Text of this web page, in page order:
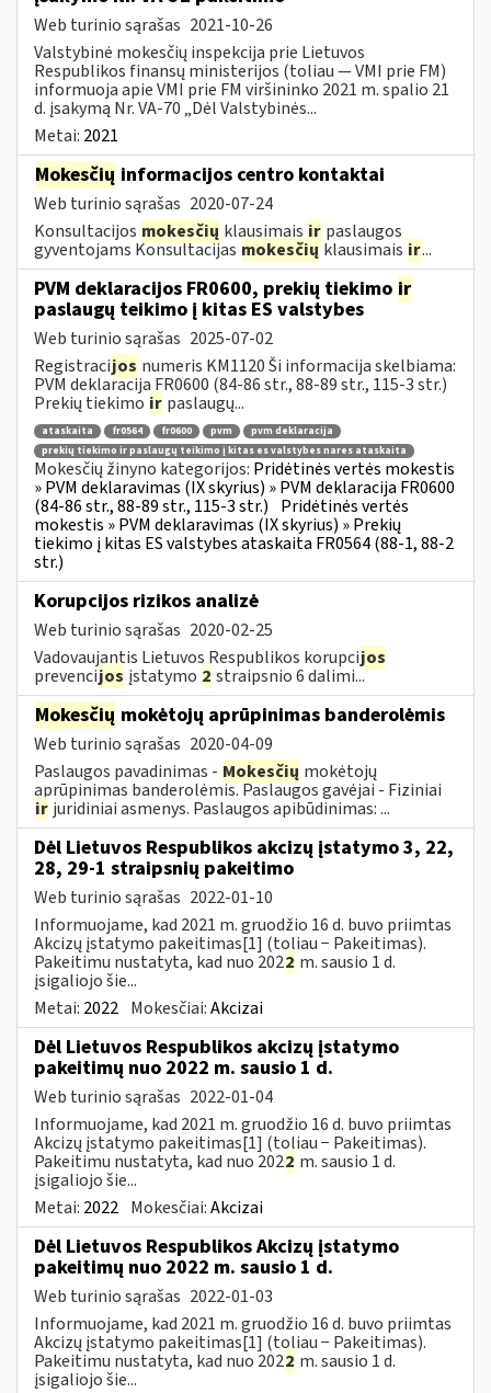
Web turinio sąrašas 2021-10-26
Valstybinė mokesčių inspekcija prie Lietuvos
Respublikos finansų ministerijos (toliau ― VMI prie FM)
informuoja apie VMI prie FM viršininko 2021 m. spalio 21
d. įsakymą Nr. VA-70 „Dėl Valstybinės...
Metai: 2021
Mokesčių informacijos centro kontaktai
Web turinio sąrašas 2020-07-24
Konsultacijos mokesčių klausimais ir paslaugos
gyventojams Konsultacijas mokesčiųklausimais ir...
PVM deklaracijos FR0600, prekių tiekimo ir
paslaugų teikimo į kitas ES valstybes
Web turinio sąrašas 2025-07-02
Registracijos numeris KM1120 Ši informacija skelbiama:
PVM deklaracija FR0600 (84-86 str., 88-89 str., 115-3 str.)
Prekių tiekimo ir paslaugų...
ataskaita fr0564 fr0600 pvm
pvm deklaracija
prekių tiekimo ir paslaugų teikimo į kitas es valstybes nares ataskaita
Mokesčių žinyno kategorijos: Pridėtinės vertės mokestis
» PVM deklaravimas (IX skyrius) » PVM deklaracija FR0600
(84-86 str., 88-89 str., 115-3 str.) Pridėtinės vertės
mokestis » PVM deklaravimas (IX skyrius) » Prekių
tiekimo į kitas ES valstybes ataskaita FR0564 (88-1, 88-2
str.)
Korupcijos rizikos analizė
Web turinio sąrašas 2020-02-25
Vadovaujantis Lietuvos Respublikos korupcijos
prevencijos įstatymo 2 straipsnio 6 dalimi...
Mokesčių mokėtojų aprūpinimas banderolėmis
Web turinio sąrašas 2020-04-09
Paslaugos pavadinimas - Mokesčių mokėtojų
aprūpinimas banderolėmis. Paslaugos gavėjai - Fiziniai
ir juridiniai asmenys. Paslaugos apibūdinimas: ...
Dėl Lietuvos Respublikos akcizų įstatymo 3, 22,
28, 29-1 straipsnių pakeitimo
Web turinio sąrašas 2022-01-10
Informuojame, kad 2021 m. gruodžio 16 d. buvo priimtas
Akcizų įstatymo pakeitimas[1] (toliau − Pakeitimas).
Pakeitimu nustatyta, kad nuo 2022 m. sausio 1 d.
įsigaliojo šie...
Metai: 2022 Mokesčiai:Akcizai
Dėl Lietuvos Respublikos akcizų įstatymo
pakeitimų nuo 2022 m. sausio 1 d.
Web turinio sąrašas 2022-01-04
Informuojame, kad 2021 m. gruodžio 16 d. buvo priimtas
Akcizų įstatymo pakeitimas[1] (toliau − Pakeitimas).
Pakeitimu nustatyta, kad nuo 2022 m. sausio 1 d.
įsigaliojo šie...
Metai: 2022 Mokesčiai:Akcizai
Dėl Lietuvos Respublikos Akcizų įstatymo
pakeitimų nuo 2022 m. sausio 1 d.
Web turinio sąrašas 2022-01-03
Informuojame, kad 2021 m. gruodžio 16 d. buvo priimtas
Akcizų įstatymo pakeitimas[1] (toliau − Pakeitimas).
Pakeitimu nustatyta, kad nuo 2022 m. sausio 1 d.
įsigaliojo šie...